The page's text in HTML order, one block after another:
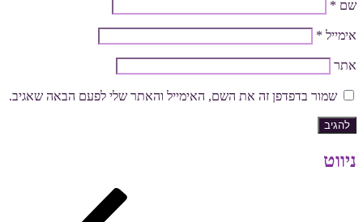
שם *
אימייל *
אתר
שמור בדפדפן זה את השם, האימייל והאתר שלי לפעם הבאה שאגיב.
ניווט